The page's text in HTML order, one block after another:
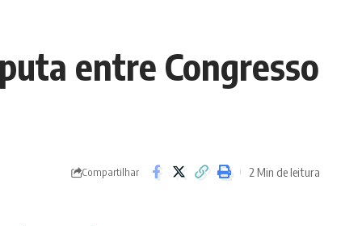
entre Congresso
Compartilhar 2 Min de leitura